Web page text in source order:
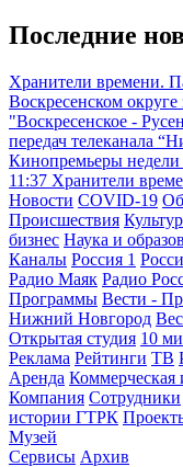
Последние
Хранители времени.
Воскресенском
"Воскресенское -
передач телеканала
Кинопремьеры
11:37 Хранители
Новости COVID-19
Происшествия
бизнес Наука и
Каналы Россия 1
Радио Маяк Радио
Программы Вести -
Нижний Новгород
Открытая студия 10
Реклама Рейтинги ТВ
Аренда
Компания Сотрудники
истории ГТРК
Музей
Сервисы Архив